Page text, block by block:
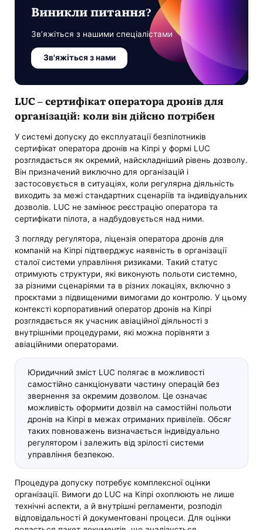
Виникли питання?
Зв’яжіться з нашими спеціалістами
Зв'яжіться з нами
LUC – сертифікат оператора дронів для
організацій: коли він дійсно потрібен
У системі допуску до експлуатації безпілотників
сертифікат оператора дронів на Кіпрі у формі LUC
розглядається як окремий, найскладніший рівень дозволу.
Він призначений виключно для організацій і
застосовується в ситуаціях, коли регулярна діяльність
виходить за межі стандартних сценаріїв та індивідуальних
дозволів. LUC не замінює реєстрацію оператора та
сертифікати пілота, а надбудовується над ними.
З погляду регулятора, ліцензія оператора дронів для
компаній на Кіпрі підтверджує наявність в організації
сталої системи управління ризиками. Такий статус
отримують структури, які виконують польоти системно,
за різними сценаріями та в різних локаціях, включно з
проєктами з підвищеними вимогами до контролю. У цьому
контексті корпоративний оператор дронів на Кіпрі
розглядається як учасник авіаційної діяльності з
внутрішніми процедурами, які можна порівняти з
авіаційними операторами.
Юридичний зміст LUC полягає в можливості
самостійно санкціонувати частину операцій без
звернення за окремим дозволом. Це означає
можливість оформити дозвіл на самостійні польоти
дронів на Кіпрі в межах отриманих привілеїв. Обсяг
таких повноважень визначається індивідуально
регулятором і залежить від зрілості системи
управління безпекою.
Процедура допуску потребує комплексної оцінки
організації. Вимоги до LUC на Кіпрі охоплюють не лише
технічні аспекти, а й внутрішні регламенти, розподіл
відповідальності й документовані процеси. Для оцінки